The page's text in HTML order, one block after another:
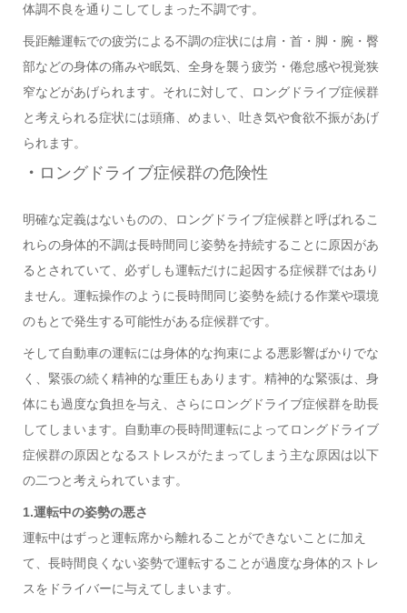
体調不良を通りこしてしまった不調です。
長距離運転での疲労による不調の症状には肩 ・ 首・ 脚 ・ 腕・ 臀
部などの身体の痛みや眠気、全身を襲う疲労・倦怠感や視覚狭
窄などがあげられます。それに対して、ロングドライブ症候群
と考えられる症状には頭痛、めまい、吐き気や食欲不振があげ
られます。
・ ロングドライブ症候群の危険性
明確な定義はないものの、ロングドライブ症候群と呼ばれるこ
れらの身体的不調は長時間同じ姿勢を持続することに原因があ
るとされていて、必ずしも運転だけに起因する症候群ではあり
ません。運転操作のように長時間同じ姿勢を続ける作業や環境
のもとで発生する可能性がある症候群です。
そして自動車の運転には身体的な拘束による悪影響ばかりでな
く、緊張の続く精神的な重圧もあります。精神的な緊張は
身
体にも過度な負担を与え、さらにロングドライブ症候群を助長
してしまいます。
自動車の長時間運転によってロングドライブ
症候群の原因となるストレスがたまってしまう主な原因は以下
の二つと考えられています。
1.運転中の姿勢の悪さ
運転中はずっと運転席から離れることができないことに加え
て、長時間良くない姿勢で運転することが過度な身体的ストレ
スをドライバーに与えてしまいます。